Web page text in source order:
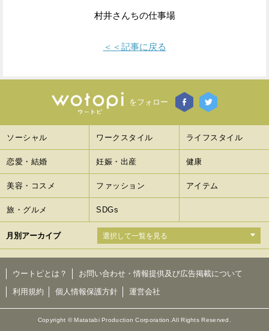
村井さんちの仕事場
＜＜記事に戻る
をフォロー
ソーシャル ワークスタイル ライフスタイル
恋愛・結婚 妊娠・出産 健康
美容・コスメ ファッション アイテム
旅・グルメ SDGs
月別アーカイブ
ウートピとは？
お問い合わせ・情報提供及び広告掲載について
利用規約
個人情報保護方針 運営会社
Copyright © Matatabi Production Corporation.All Rights Reserved.